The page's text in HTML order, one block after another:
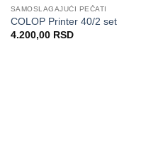
SAMOSLAGAJUĆI PEČATI
COLOP Printer 40/2 set
4.200,00 RSD